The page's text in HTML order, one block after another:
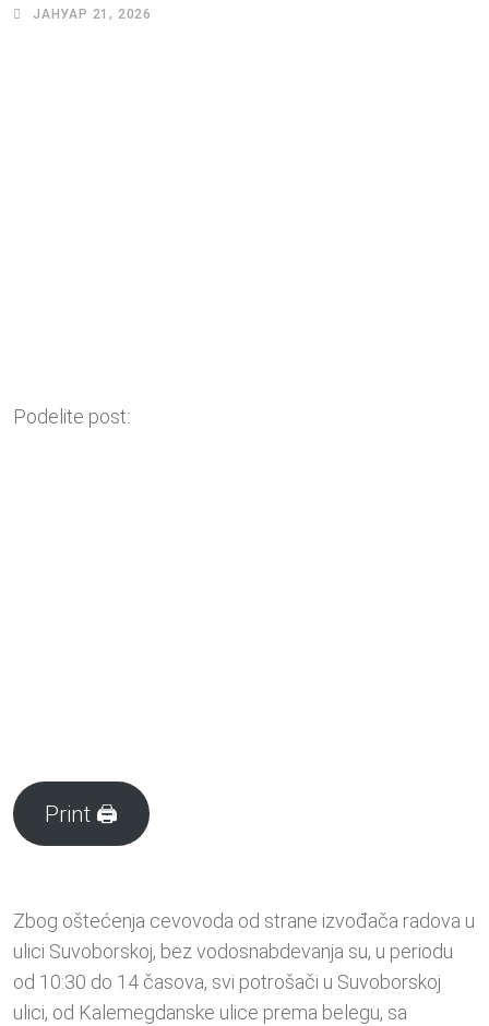
ЈАНУАР 21, 2026
Podelite post:
Print 🖨
Zbog oštećenja cevovoda od strane izvođača radova u
ulici Suvoborskoj, bez vodosnabdevanja su, u periodu
od 10:30 do 14 časova, svi potrošači u Suvoborskoj
ulici, od Kalemegdanske ulice prema belegu, sa